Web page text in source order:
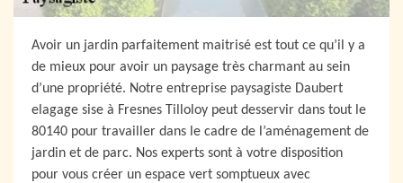
Avoir un jardin parfaitement maitrisé est tout ce qu’il y a
de mieux pour avoir un paysage très charmant au sein
d’une propriété. Notre entreprise paysagiste Daubert
elagage sise à Fresnes Tilloloy peut desservir dans tout le
80140 pour travailler dans le cadre de l’aménagement de
jardin et de parc. Nos experts sont à votre disposition
pour vous créer un espace vert somptueux avec